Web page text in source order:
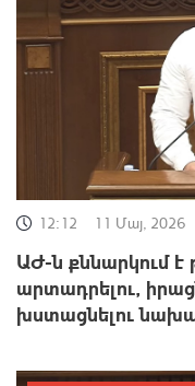
12:12 11 Մայ, 2026
ԱԺ-ն քննարկում է
արտադրելու,
խստացնելու